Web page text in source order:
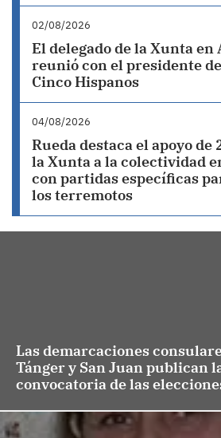
02/08/2026
El delegado de la Xunta en
reunió con el presidente
Cinco Hispanos
04/08/2026
Rueda destaca el apoyo de
la Xunta a la colectividad
con partidas específicas
los terremotos
Las demarcaciones
Tánger y San Juan publican
convocatoria de las